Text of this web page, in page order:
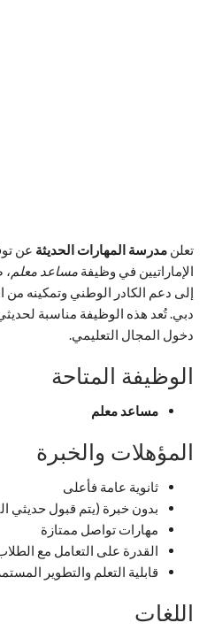
تعلن مدرسة المهارات الحديثة عن
الإماراتيين في وظيفة مساعد معلم،
إلى دعم الكادر الوطني وتمكينه
دبي. تُعد هذه الوظيفة مناسبة
دخول المجال التعليمي.
الوظيفة المتاحة
مساعد معلم
المؤهلات والخبرة
ثانوية عامة فأعلى
بدون خبرة (يتم قبول حديثي
مهارات تواصل ممتازة
القدرة على التعامل مع
قابلية التعلم والتطوير
اللغات